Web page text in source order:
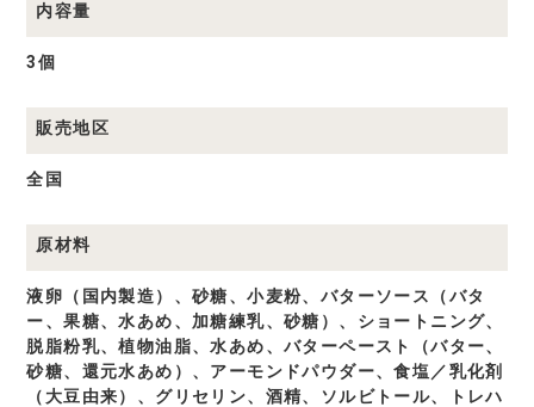
内容量
3個
販売地区
全国
原材料
液卵（国内製造）、砂糖、小麦粉、バターソース（バタ
ー、果糖、水あめ、加糖練乳、砂糖）、ショートニング、
脱脂粉乳、植物油脂、水あめ、バターペースト（バター、
砂糖、還元水あめ）、アーモンドパウダー、食塩／乳化剤
（大豆由来）、グリセリン、酒精、ソルビトール、トレハ